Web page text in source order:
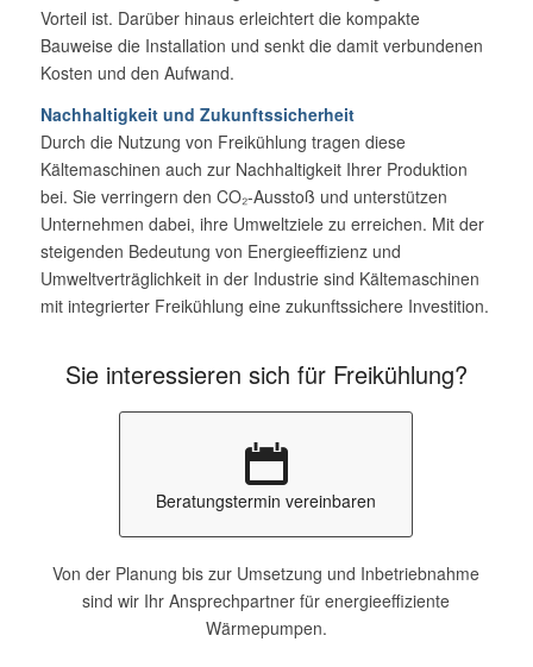
Vorteil ist. Darüber hinaus erleichtert die kompakte
Bauweise die Installation und senkt die damit verbundenen
Kosten und den Aufwand.
Nachhaltigkeit und Zukunftssicherheit
Durch die Nutzung von Freikühlung tragen diese
Kältemaschinen auch zur Nachhaltigkeit Ihrer Produktion
bei. Sie verringern den CO₂-Ausstoß und unterstützen
Unternehmen dabei, ihre Umweltziele zu erreichen. Mit der
steigenden Bedeutung von Energieeffizienz und
Umweltverträglichkeit in der Industrie sind Kältemaschinen
mit integrierter Freikühlung eine zukunftssichere Investition.
Sie interessieren sich für Freikühlung?
Beratungstermin vereinbaren
Von der Planung bis zur Umsetzung und Inbetriebnahme
sind wir Ihr Ansprechpartner für energieeffiziente
Wärmepumpen.